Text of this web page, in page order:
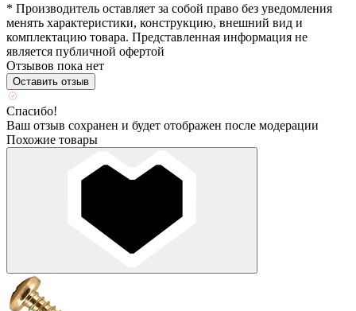
* Производитель оставляет за собой право без уведомления
менять характеристики, конструкцию, внешний вид и
комплектацию товара. Представленная информация не
является публичной офертой
Отзывов пока нет
Оставить отзыв
Спасибо!
Ваш отзыв сохранен и будет отображен после модерации
Похожие товары